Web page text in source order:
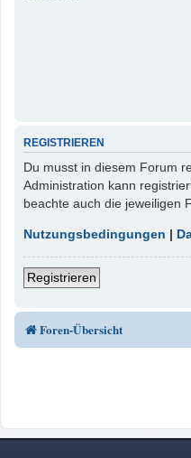
REGISTRIEREN
Du musst in diesem Forum
Administration kann
beachte auch die jeweiligen
Nutzungsbedingungen |
Registrieren
Foren-Übersicht